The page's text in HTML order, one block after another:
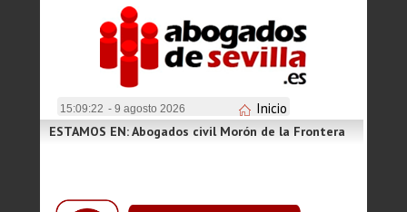
15:09:22 - 9 agosto 2026 Inicio
ESTAMOS EN: Abogados civil Morón de la Frontera